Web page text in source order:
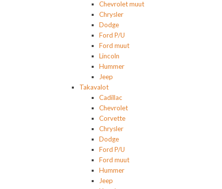
Chevrolet muut
Chrysler
Dodge
Ford P/U
Ford muut
Lincoln
Hummer
Jeep
Takavalot
Cadillac
Chevrolet
Corvette
Chrysler
Dodge
Ford P/U
Ford muut
Hummer
Jeep